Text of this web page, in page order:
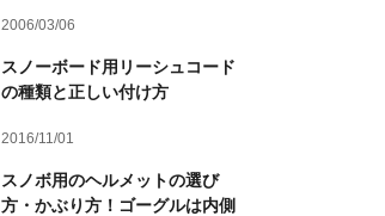
2006/03/06
スノーボード用リーシュコード
の種類と正しい付け方
2016/11/01
スノボ用のヘルメットの選び
方・かぶり方！ゴーグルは内側